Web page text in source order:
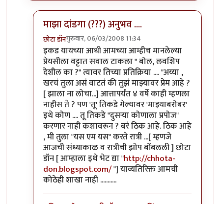
माझा दांडगा (???) अनुभव ....
छोटा डॉनगुरुवार, 06/03/2008 11:34
In reply toहा हा हा..byकेशवसुमार
इकड यायच्या आधी आमच्या आम्हीच मानलेल्या
प्रेयसीला वट्टात सवाल टाकला " बोल, लवशिप
देशील का ?" त्यावर तिच्या प्रतिक्रिया .... "अय्या ,
खरचं तुला असं वाटतं की तुझं माझ्यावर प्रेम आहे ?
[ झाला ना लोचा...] आत्तापर्यंत ४ वर्षे काही म्हणला
नाहीस ते ? पण 'तू' तिकडे गेल्यावर 'माझ्याबरोबर'
इथे कोण .... तू तिकडे "दुसर्‍या कोणाला प्रपोज"
करणार नाही कशावरून ? बरं ठिक आहे. ठिक आहे
, मी तुला "यस एम यस" करते रात्री ...[ म्हणजे
आजची संध्याकाळ व रात्रीची झोप बोंबलली ] छोटा
डॉन [ आम्हाला इथे भेट द्या "http://chhota-
don.blogspot.com/"] याव्यतिरिक्त आमची
कोठेही शाखा नाही ...........